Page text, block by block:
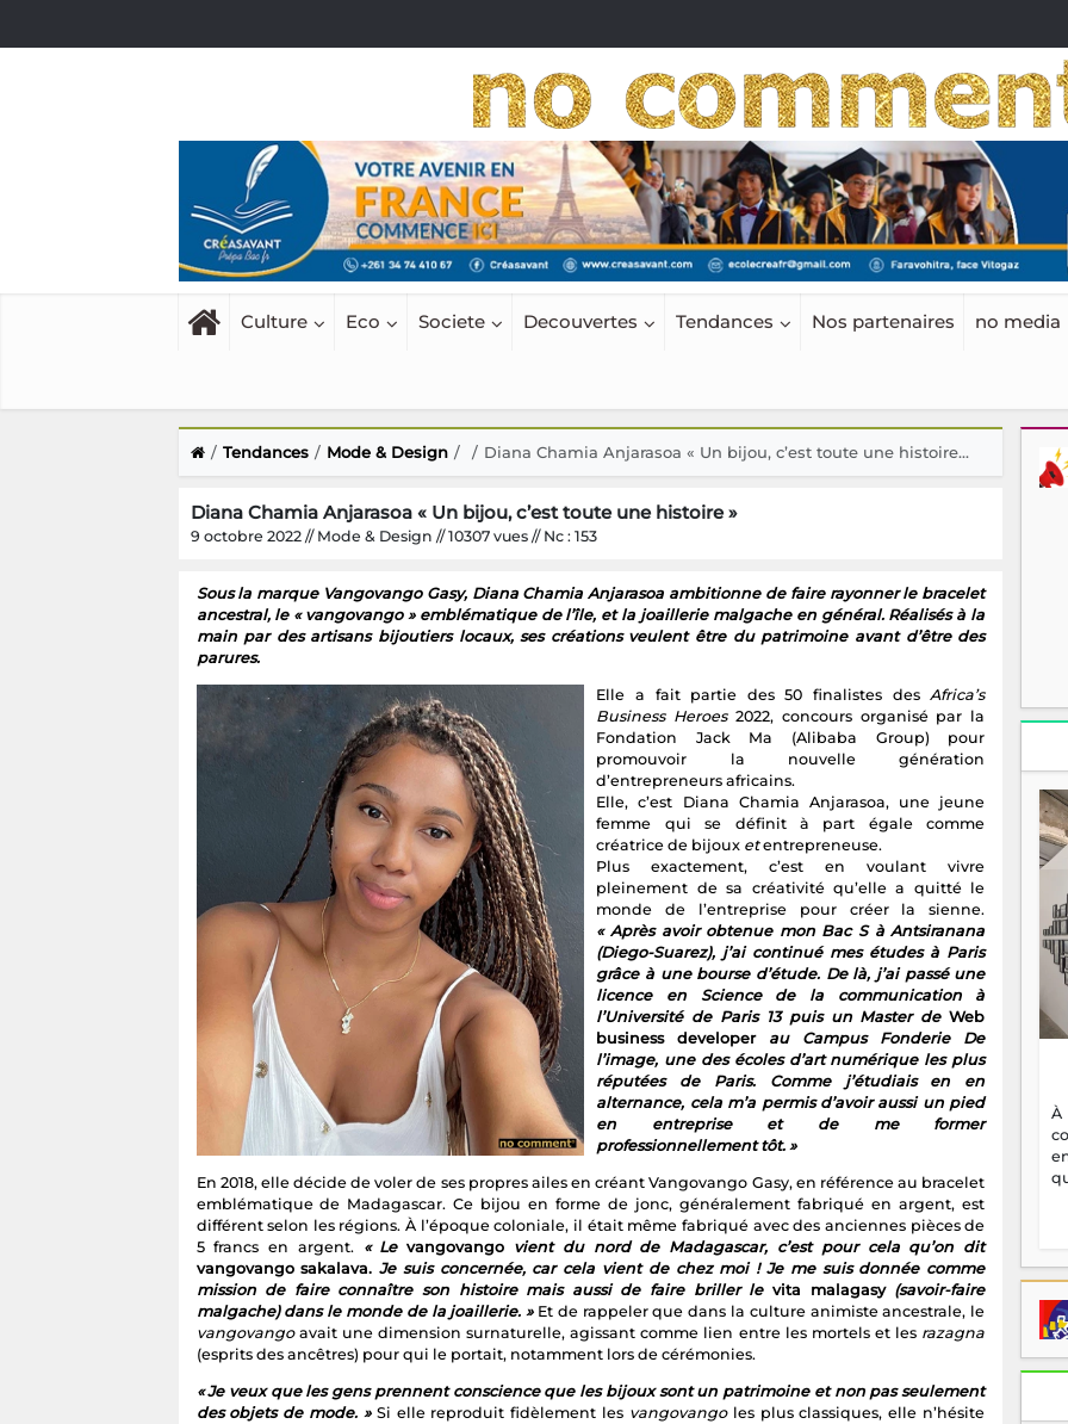
Culture Eco Societe Decouvertes Tendances Nos partenaires no media
Tendances Mode & Design Diana Chamia Anjarasoa « Un bijou, c’est toute une histoire...
Diana Chamia Anjarasoa « Un bijou, c’est toute une histoire »
9 octobre 2022 // Mode & Design // 10307 vues // Nc : 153
Sous la marque Vangovango Gasy, Diana Chamia Anjarasoa ambitionne de faire rayonner le bracelet
ancestral, le « vangovango » emblématique de l’île, et la joaillerie malgache en général. Réalisés à la
main par des artisans bijoutiers locaux, ses créations veulent être du patrimoine avant d’être des
parures.
Elle a fait partie des 50 finalistes desAfrica’s
Business Heroes2022, concours organisé par la
Fondation Jack Ma (Alibaba Group) pour
promouvoir la nouvelle génération
d’entrepreneurs africains.
Elle, c’est Diana Chamia Anjarasoa, une jeune
femme qui se définit à part égale comme
créatrice de bijoux etentrepreneuse.
Plus exactement, c’est en voulant vivre
pleinement de sa créativité qu’elle a quitté le
monde de l’entreprise pour créer la sienne.
« Après avoir obtenue mon Bac S à Antsiranana
(Diego-Suarez), j’ai continué mes études à Paris
grâce à une bourse d’étude. De là, j’ai passé une
licence en Science de la communication à
l’Université de Paris 13 puis un Master deWeb
business developerau Campus Fonderie De
l’image, une des écoles d’art numérique les plus
réputées de Paris. Comme j’étudiais en en
alternance, cela m’a permis d’avoir aussi un pied
en entreprise et de me former
professionnellement tôt. »
En 2018, elle décide de voler de ses propres ailes en créant Vangovango Gasy, en référence au bracelet
emblématique de Madagascar. Ce bijou en forme de jonc, généralement fabriqué en argent, est
différent selon les régions. À l’époque coloniale, il était même fabriqué avec des anciennes pièces de
5 francs en argent. « Levangovango vient du nord de Madagascar, c’est pour cela qu’on dit
vangovango sakalava.Je suis concernée, car cela vient de chez moi ! Je me suis donnée comme
mission de faire connaître son histoire mais aussi de faire briller le vita malagasy(savoir-faire
malgache) dans le monde de la joaillerie. » Et de rappeler que dans la culture animiste ancestrale, le
vangovango avait une dimension surnaturelle, agissant comme lien entre les mortels et les razagna
(esprits des ancêtres) pour qui le portait, notamment lors de cérémonies.
« Je veux que les gens prennent conscience que les bijoux sont un patrimoine et non pas seulement
des objets de mode. »Si elle reproduit fidèlement les vangovango les plus classiques, elle n’hésite